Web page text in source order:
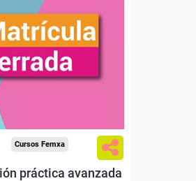
Cursos Femxa
práctica avanzada